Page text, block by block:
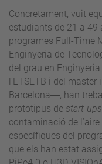
Concretament, vuit
estudiants de 21 a
programes Full-Time
Enginyeria de
del grau en
l'ETSETB i del master
Barcelona―, han
prototipus de start-ups
contaminació de
específiques del
que els han estat